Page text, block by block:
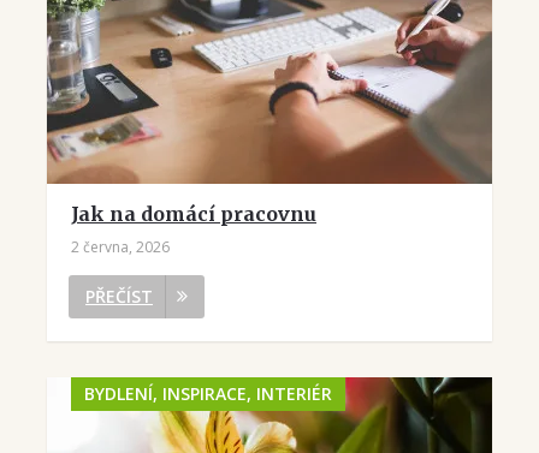
Jak na domácí pracovnu
2 června, 2026
PŘEČÍST
BYDLENÍ, INSPIRACE, INTERIÉR